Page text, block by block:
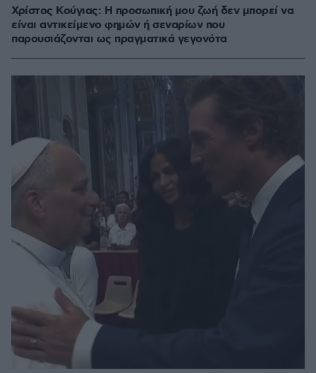
Χρίστος Κούγιας: Η προσωπική μου ζωή δεν μπορεί να
είναι αντικείμενο φημών ή σεναρίων που
παρουσιάζονται ως πραγματικά γεγονότα